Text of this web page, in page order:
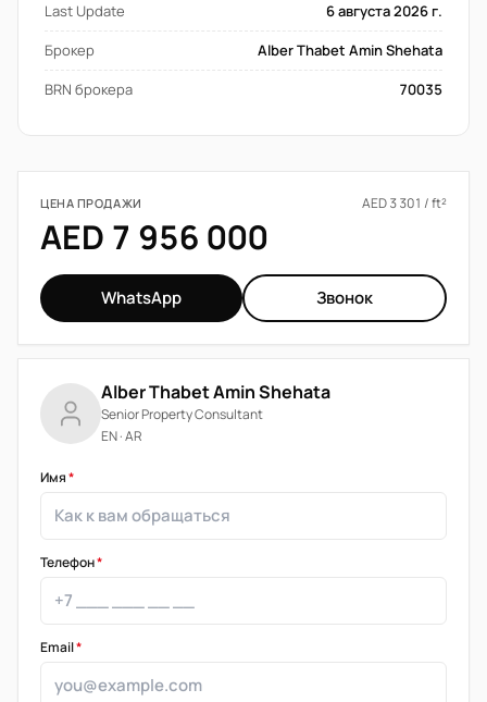
Last Update
6 августа 2026 г.
Брокер
Alber Thabet Amin Shehata
BRN брокера
70035
ЦЕНА ПРОДАЖИ AED 3 301 / ft²
AED 7 956 000
WhatsApp Звонок
Alber Thabet Amin Shehata
Senior Property Consultant
EN · AR
Имя*
Телефон*
Email*